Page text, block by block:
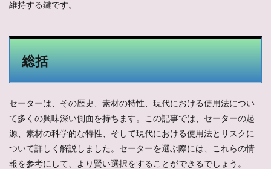
維持する鍵です。
総括
セーターは、その歴史、素材の特性、現代における使用法につい
て多くの興味深い側面を持ちます。この記事では、セーターの起
源、素材の科学的な特性、そして現代における使用法とリスクに
ついて詳しく解説しました。セーターを選ぶ際には、これらの情
報を参考にして、より賢い選択をすることができるでしょう。